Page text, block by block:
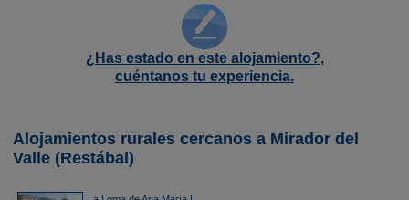
¿Has estado en este alojamiento?,
cuéntanos tu experiencia.
Alojamientos rurales cercanos a Mirador del
Valle (Restábal)